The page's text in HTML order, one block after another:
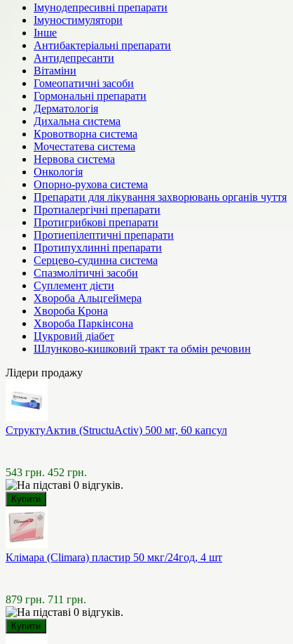
Імунодепресивні препарати
Імуностимулятори
Інше
Антибактеріальні препарати
Антидепресанти
Вітаміни
Гомеопатичні засоби
Гормональні препарати
Дерматологія
Дихальна система
Кровотворна система
Мочестатева система
Нервова система
Онкологія
Опорно-рухова система
Препарати для лікування захворювань органів чуття
Протиалергічні препарати
Протигрибкові препарати
Протиепілептичні препарати
Протипухлинні препарати
Серцево-судинна система
Спазмолітичні засоби
Суплемент дієти
Хвороба Альцгеймера
Хвороба Крона
Хвороба Паркінсона
Цукровий діабет
Шлунково-кишковий тракт та обмін речовин
Лідери продажу
СтруктуАктив (StructuActiv) 500 мг, 60 капсул
543 грн. 452 грн.
Клімара (Climara) пластир 50 мкг/24год, 4 шт
879 грн. 711 грн.